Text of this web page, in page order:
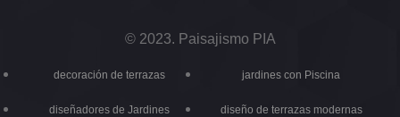
© 2023. Paisajismo PIA
decoración de terrazas
diseñadores de Jardines
jardines con Piscina
diseño de terrazas modernas